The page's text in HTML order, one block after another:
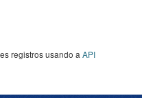
registros usando a API